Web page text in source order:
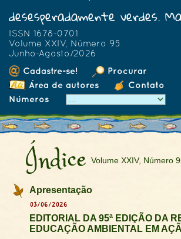
desesperadamente verdes.
ISSN 1678-0701
Volume XXIV, Número 95
Junho-Agosto/2026
Cadastre-se!
Procurar
Área de autores
Contato
Números
Índice Volume XXIV, Número
Apresentação
03/06/2026
EDITORIAL DA 95ª EDIÇÃO DA
EDUCAÇÃO AMBIENTAL EM